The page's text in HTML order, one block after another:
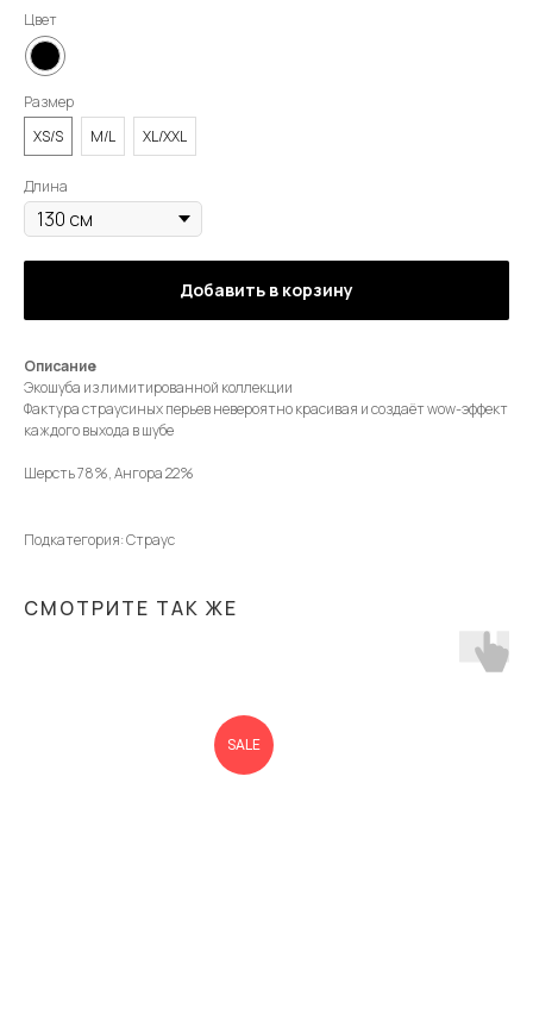
Цвет
Размер
XS/S
M/L XL/XXL
Длина
Добавить в корзину
Описание
Экошуба из лимитированной коллекции
Фактура страусиных перьев невероятно красивая и создаёт wow-эффект
каждого выхода в шубе
Шерсть 78%, Ангора 22%
Подкатегория: Страус
СМОТРИТЕ ТАК ЖЕ
SALE